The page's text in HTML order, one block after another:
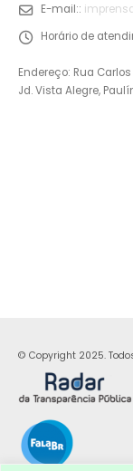
E-mail::
Horário de
Endereço: Rua
Jd. Vista Alegre,
© Copyright 2025.